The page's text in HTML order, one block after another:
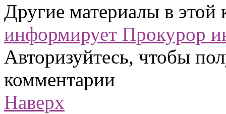
Другие материалы в этой
информирует Прокурор
Авторизуйтесь, чтобы
комментарии
Наверх